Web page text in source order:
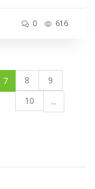
0 616
7 8
9
10
...